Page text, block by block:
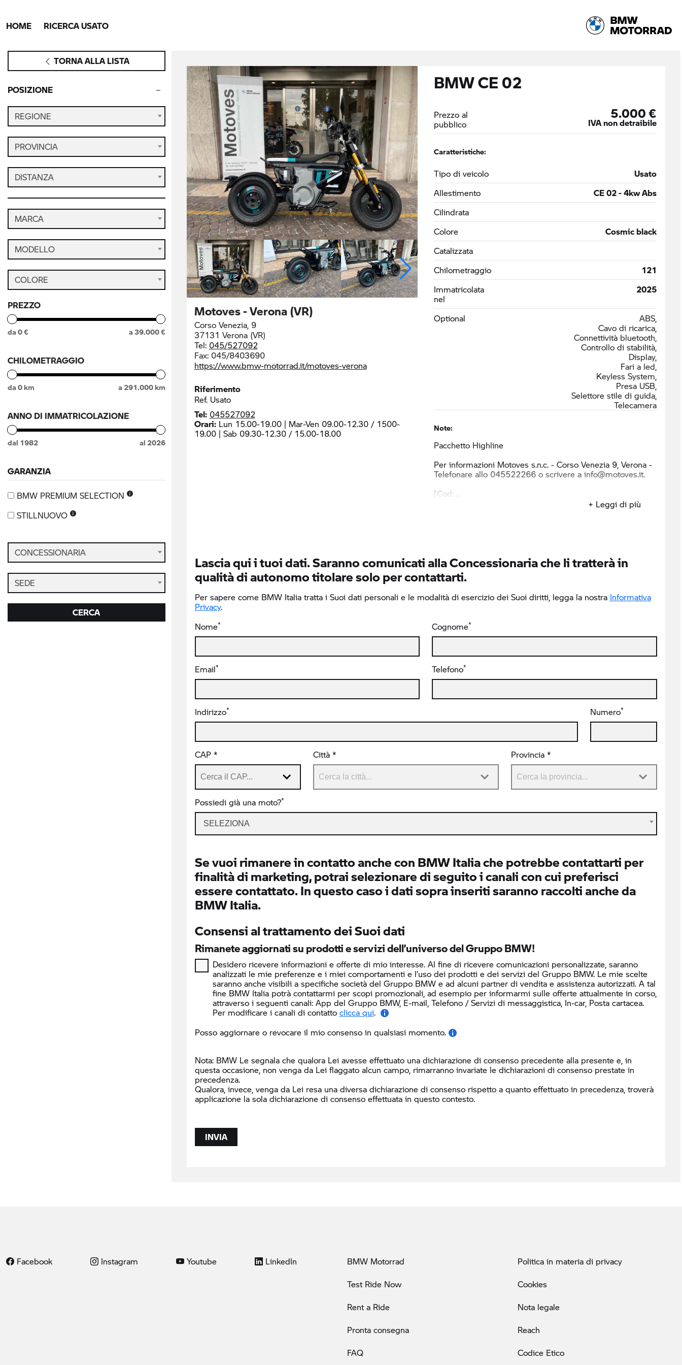
HOME RICERCA USATO
TORNA ALLA LISTA
POSIZIONE
REGIONE
PROVINCIA
DISTANZA
MARCA
MODELLO
COLORE
PREZZO
da0€ a39.000€
CHILOMETRAGGIO
da0km a 291.000km
ANNO DI IMMATRICOLAZIONE
dal 1982 al 2026
GARANZIA
BMW PREMIUM SELECTION
STILLNUOVO
CONCESSIONARIA
SEDE
CERCA
Motoves - Verona (VR)
Corso Venezia, 9
37131 Verona (VR)
Tel: 045/527092
Fax:045/8403690
https://www.bmw-motorrad.it/motoves-verona
Riferimento
Ref. Usato
Tel: 045527092
Orari:Lun 15.00-19.00 | Mar-Ven 09.00-12.30 / 1500-
19.00 | Sab 09.30-12.30 / 15.00-18.00
BMW CE 02
Prezzo al
pubblico
5.000 €
IVA non detraibile
Caratteristiche:
Tipo di veicolo
Usato
Allestimento
CE 02 - 4kw Abs
Cilindrata
Colore
Cosmic black
Catalizzata
Chilometraggio
121
Immatricolata
nel
2025
Optional
ABS,
Cavo di ricarica,
Connettività bluetooth,
Controllo di stabilità,
Display,
Fari a led,
Keyless System,
Presa USB,
Selettore stile di guida,
Telecamera
Note:
Pacchetto Highline
Per infor mazioni Motoves s.n.c. - Corso Venezia 9, Verona -
Telefonare allo 045522266 o scrivere a info@motoves.it.
[Cod:
+ Leggi di più
Lascia qui i tuoi dati. Saranno comunicati alla Concessionaria che li tratterà in
qualità di autonomo titolare solo per contattarti.
Per sapere come BMW Italia tratta i Suoi dati personali e le modalità di esercizio dei Suoi diritti, legga la nostra Informativa
Privacy.
Nome* Cognome*
Email* Telefono*
Indirizzo* Numero*
CAP * Città * Provincia *
Possiedi già una moto?*
SELEZIONA
Se vuoi rimanere in contatto anche con BMW Italia che potrebbe contattarti per
finalità di marketing, potrai selezionare di seguito i canali con cui preferisci
essere contattato. In questo caso i dati sopra inseriti saranno raccolti anche da
BMW Italia.
Consensi al trattamento dei Suoi dati
Rimanete aggiornati su prodotti e servizi dell’universo del Gruppo BMW!
Desidero ricevere informazioni e offerte di mio interesse. Al fine di ricevere comunicazioni personalizzate, saranno
analizzati le mie preferenze e i miei comportamenti e l’uso dei prodotti e dei servizi del Gruppo BMW. Le mie scelte
saranno anche visibili a specifiche società del Gruppo BMW e ad alcuni partner di vendita e assistenza autorizzati. A tal
fine BMW Italia potrà contattarmi per scopi promozionali, ad esempio per informarmi sulle offerte attualmente in corso,
attraverso i seguenti canali: App del Gruppo BMW, E-mail, Telefono / Servizi di messaggistica, In-car, Posta cartacea.
Per modificare i canali di contatto clicca qui.
Posso aggiornare o revocare il mio consenso in qualsiasi momento.
Nota: BMW Le segnala che qualora Lei avesse effettuato una dichiarazione di consenso precedente alla presente e, in
questa occasione, non venga da Lei flaggato alcun campo, rimarranno invariate le dichiarazioni di consenso prestate in
precedenza.
Qualora, invece, venga da Lei resa una diversa dichiarazione di consenso rispetto a quanto effettuato in precedenza, troverà
applicazione la sola dichiarazione di consenso effettuata in questo contesto.
INVIA
Facebook Instagram Youtube LinkedIn BMW Motorrad
Test Ride Now
Rent a Ride
Pronta consegna
FAQ
Politica in materia di privacy
Cookies
Nota legale
Reach
Codice Etico